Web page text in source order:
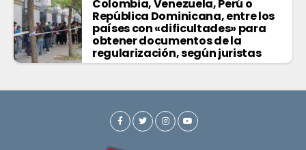
Colombia, Venezuela, Perú o
República Dominicana, entre los
países con «dificultades» para
obtener documentos de la
regularización, según juristas